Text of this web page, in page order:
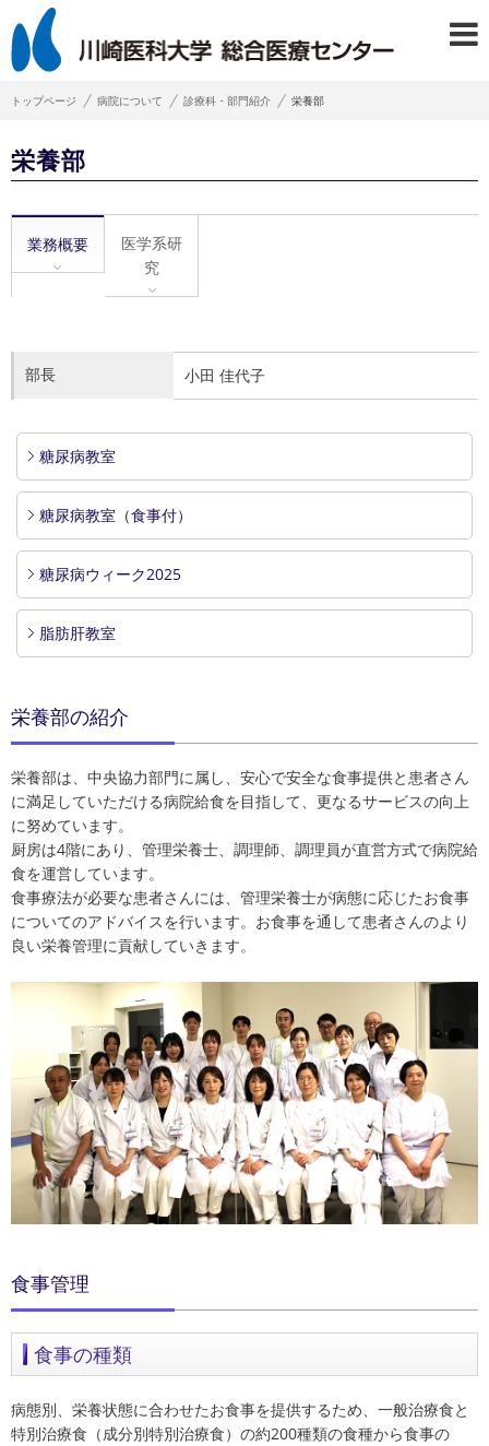
トップページ 病院について 診療科・部門紹介 栄養部
栄養部
業務概要
医学系研
究
部長 小田 佳代子
糖尿病教室
糖尿病教室（食事付）
糖尿病ウィーク2025
脂肪肝教室
栄養部の紹介
栄養部は、中央協力部門に属し、安心で安全な食事提供と患者さん
に満足していただける病院給食を目指して、更なるサービスの向上
に努めています。
厨房は4階にあり、管理栄養士、調理師、調理員が直営方式で病院給
食を運営しています。
食事療法が必要な患者さんには、管理栄養士が病態に応じたお食事
についてのアドバイスを行います。お食事を通して患者さんのより
良い栄養管理に貢献していきます。
食事管理
食事の種類
病態別、栄養状態に合わせたお食事を提供するため、一般治療食と
特別治療食（成分別特別治療食）の約200種類の食種から食事の